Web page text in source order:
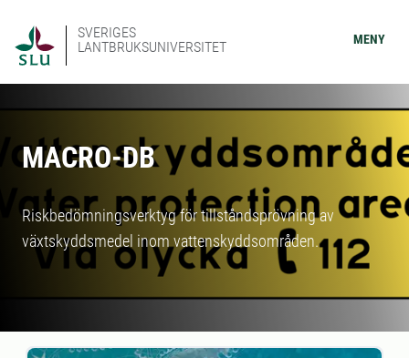
SVERIGES
LANTBRUKSUNIVERSITET
MENY
MACRO-DB
Riskbedömningsverktyg för tillståndsprövning av
växtskyddsmedel inom vattenskyddsområden.